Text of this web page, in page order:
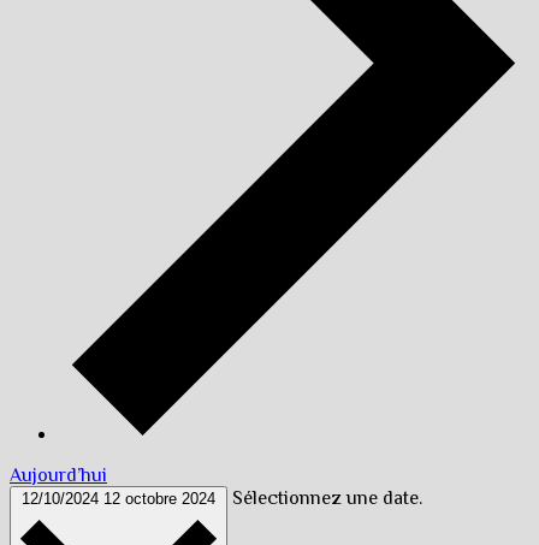
Aujourd’hui
12/10/2024 12 octobre 2024 Sélectionnez une date.